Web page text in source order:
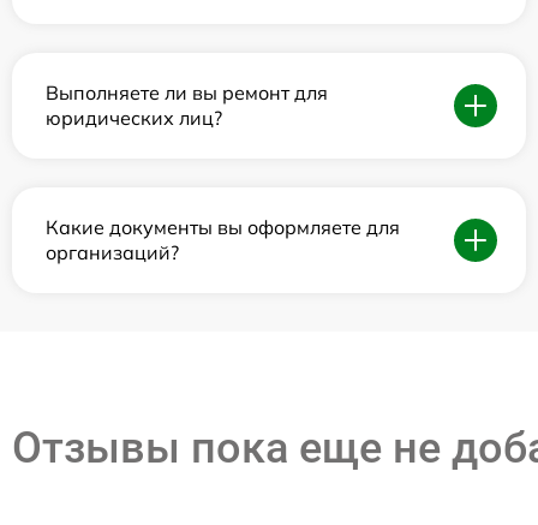
Выполняете ли вы ремонт для
юридических лиц?
Какие документы вы оформляете для
организаций?
Отзывы пока еще не